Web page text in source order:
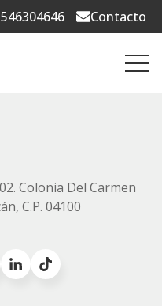
Contacto
Colonia Del Carmen
C.P. 04100